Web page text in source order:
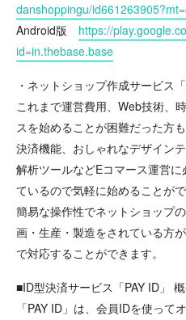
danshoppingu/
Android版 https://
id=in.thebase.base
・ネットショップ作成サービス
これまで運営費用、Web技術、
スを始めることが困難だった方
決済機能、おしゃれなデザイン
解析ツールなどEコマース運営
ているので気軽に始めることがで
簡易な操作性でネットショップ
画・生産・製造をされている方
で対応することができます。
■ID型決済サービス「PAY ID」
「PAY ID」は、会員IDを使って